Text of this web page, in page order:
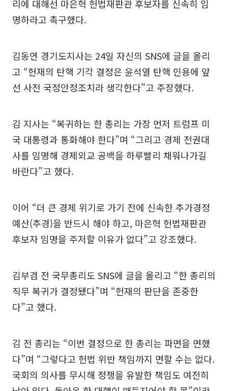
리에 대해선 마은혁 헌법재판관 후보자를 신속히 임
명하라고 촉구했다.
김동연 경기도지사는 24일 자신의 SNS에 글을 올리
고 “헌재의 탄핵 기각 결정은 윤석열 탄핵 인용에 앞
선 사전 국정안정조치라 생각한다”고 주장했다.
김 지사는 “복귀하는 한 총리는 가장 먼저 트럼프 미
국 대통령과 통화해야 한다”며 “그리고 경제 전권대
사를 임명해 경제외교 공백을 하루빨리 채워나가길
바란다”고 했다.
이어 “더 큰 경제 위기로 가기 전에 신속한 추가경정
예산(추경)을 반드시 해야 하고, 마은혁 헌법재판관
후보자 임명을 주저할 이유가 없다”고 강조했다.
김부겸 전 국무총리도 SNS에 글을 올리고 “한 총리의
직무 복귀가 결정됐다”며 “헌재의 판단을 존중한
다”고 했다.
김 전 총리는 “이번 결정으로 한 총리는 파면을 면했
다”며 “그렇다고 헌법 위반 책임까지 면할 수는 없다.
국회의 의사를 무시해 정쟁을 유발한 책임도 여전히